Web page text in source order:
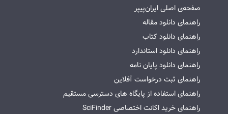
صفحه‌ی اصلی ایران‌پیپر
راهنمای دانلود مقاله
راهنمای دانلود کتاب
راهنمای دانلود استاندارد
راهنمای دانلود پایان نامه
راهنمای ثبت درخواست آفلاین
راهنمای استفاده از پایگاه های دسترسی مستقیم
راهنمای خرید اکانت اختصاصی SciFinder